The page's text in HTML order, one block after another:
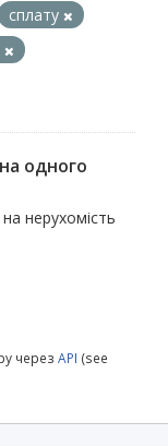
сплату
одного
нерухомість
через API (see